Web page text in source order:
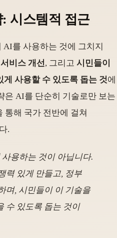
시스템적 접근
를 사용하는 것에 그치지
비스 개선, 그리고 시민들이
사용할 수 있도록 돕는 것에
은 AI를 단순히 기술로만 보는
통해 국가 전반에 걸쳐
.
용하는 것이 아닙니다.
력 있게 만들고, 정부
며, 시민들이 이 기술을
수 있도록 돕는 것이